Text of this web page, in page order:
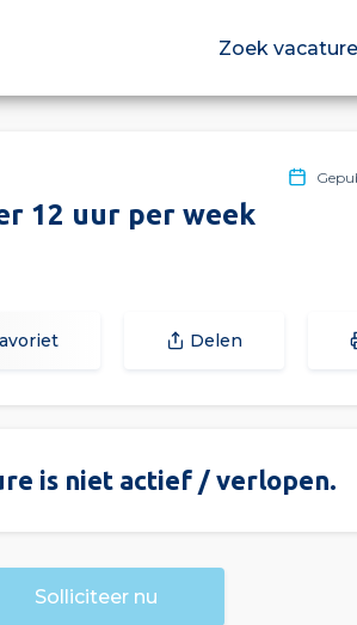
Zoek
12 uur per week
Delen
is niet actief / verlopen.
Solliciteer nu